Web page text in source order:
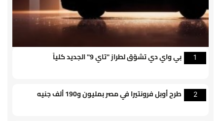
1 بي واي دي تشوّق لطراز "تاي 9" الجديد كلياً
2 طرح أوبل فرونتيرا في مصر بمليون و190 ألف جنيه